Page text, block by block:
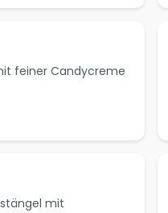
feiner Candycreme
mit